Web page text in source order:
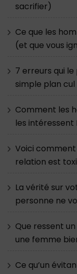
sacrifier)
Ce que les
(et que vous
7 erreurs qui
simple plan cul
Comment les
les intéressent
Voici
relation est
La vérité sur
personne ne
Que ressent
une femme
Ce qu’un